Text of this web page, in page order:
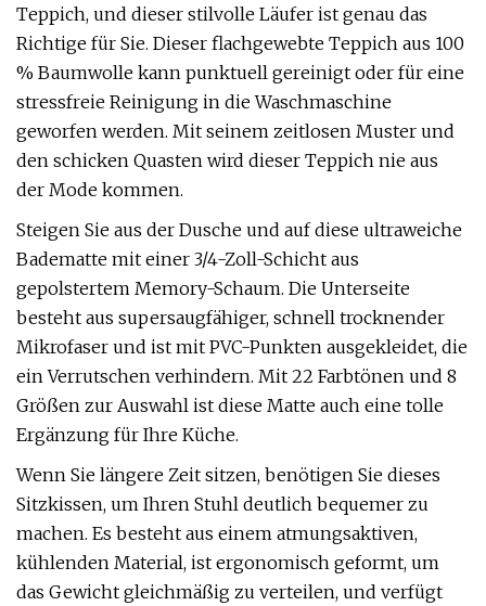
Teppich, und dieser stilvolle Läufer ist genau das
Richtige für Sie. Dieser flachgewebte Teppich aus 100
% Baumwolle kann punktuell gereinigt oder für eine
stressfreie Reinigung in die Waschmaschine
geworfen werden. Mit seinem zeitlosen Muster und
den schicken Quasten wird dieser Teppich nie aus
der Mode kommen.
Steigen Sie aus der Dusche und auf diese ultraweiche
Badematte mit einer 3/4-Zoll-Schicht aus
gepolstertem Memory-Schaum. Die Unterseite
besteht aus supersaugfähiger, schnell trocknender
Mikrofaser und ist mit PVC-Punkten ausgekleidet, die
ein Verrutschen verhindern. Mit 22 Farbtönen und 8
Größen zur Auswahl ist diese Matte auch eine tolle
Ergänzung für Ihre Küche.
Wenn Sie längere Zeit sitzen, benötigen Sie dieses
Sitzkissen, um Ihren Stuhl deutlich bequemer zu
machen. Es besteht aus einem atmungsaktiven,
kühlenden Material, ist ergonomisch geformt, um
das Gewicht gleichmäßig zu verteilen, und verfügt